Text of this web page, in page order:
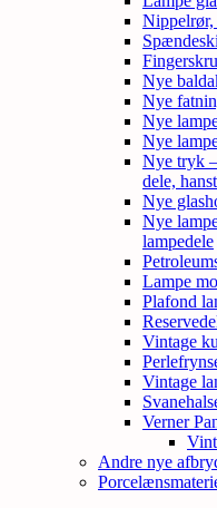
Nippelrør,
Nye
Nye
Nye
Nye
Nye tryk
dele,
Nye
Nye
lampedele
Lampe
Plafond
Vintage
Vintage
Verner
Andre nye